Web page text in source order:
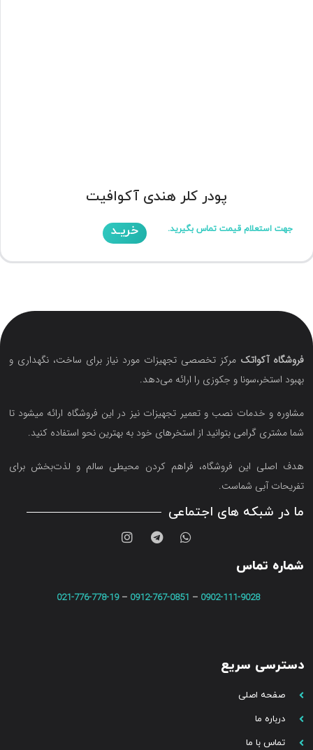
پودر کلر هندی آکوافیت
جهت استعلام قیمت تماس بگیرید. خریـد
فروشگاه آکواتک مرکز تخصصی تجهیزات مورد نیاز برای ساخت، نگهداری و
بهبود استخر،سونا و جکوزی را ارائه می‌دهد.
مشاوره و خدمات نصب و تعمیر تجهیزات نیز در این فروشگاه ارائه میشود تا
شما مشتری گرامی بتوانید از استخرهای خود به بهترین نحو استفاده کنید.
هدف اصلی این فروشگاه‌، فراهم کردن محیطی سالم و لذت‌بخش برای
تفریحات آبی شماست.
ما در شبکه های اجتماعی
شماره تماس
0902-111-9028
–
0912-767-0851
–
021-776-778-19
دسترسی سریع
صفحه اصلی
درباره ما
تماس با ما